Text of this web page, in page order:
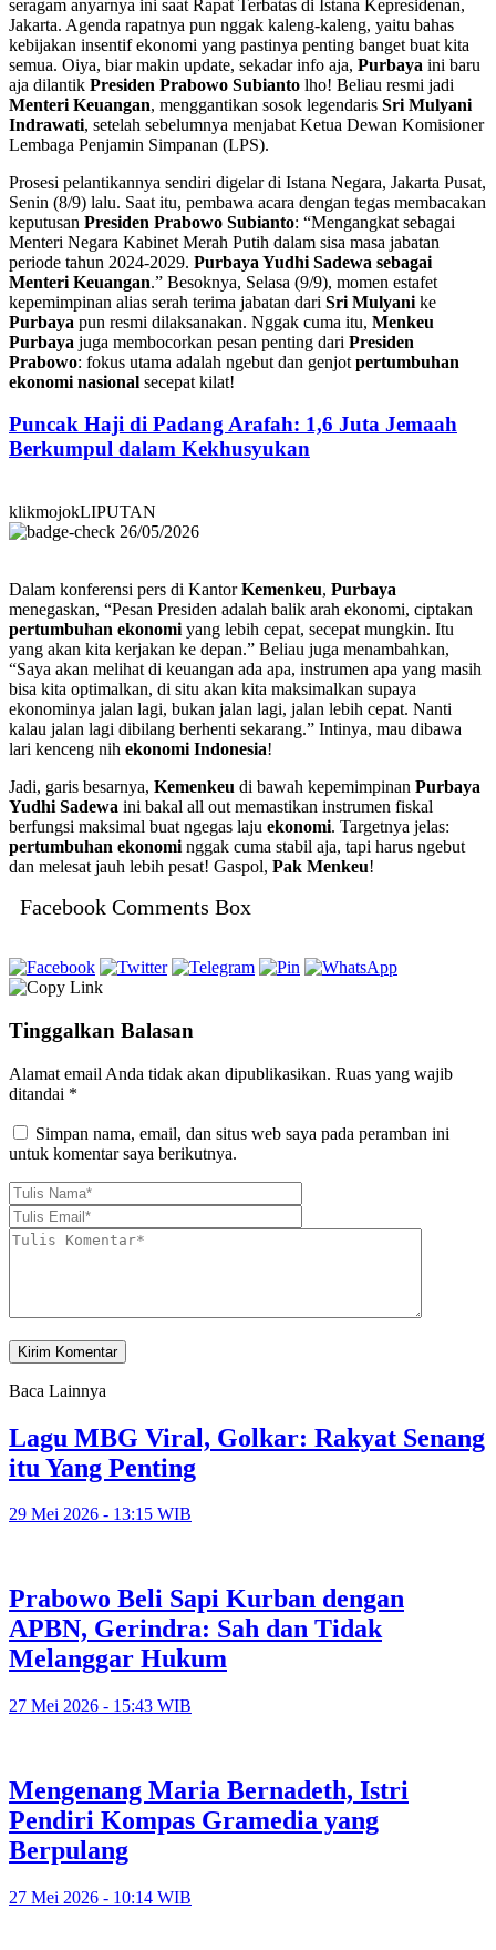
seragam anyarnya ini saat Rapat Terbatas di Istana Kepresidenan,
Jakarta. Agenda rapatnya pun nggak kaleng-kaleng, yaitu bahas
kebijakan insentif ekonomi yang pastinya penting banget buat kita
semua. Oiya, biar makin update, sekadar info aja, Purbaya ini baru
aja dilantik Presiden Prabowo Subianto lho! Beliau resmi jadi
Menteri Keuangan, menggantikan sosok legendaris Sri Mulyani
Indrawati, setelah sebelumnya menjabat Ketua Dewan Komisioner
Lembaga Penjamin Simpanan (LPS).
Prosesi pelantikannya sendiri digelar di Istana Negara, Jakarta Pusat,
Senin (8/9) lalu. Saat itu, pembawa acara dengan tegas membacakan
keputusan Presiden Prabowo Subianto: “Mengangkat sebagai
Menteri Negara Kabinet Merah Putih dalam sisa masa jabatan
periode tahun 2024-2029. Purbaya Yudhi Sadewa sebagai
Menteri Keuangan.” Besoknya, Selasa (9/9), momen estafet
kepemimpinan alias serah terima jabatan dari Sri Mulyani ke
Purbaya pun resmi dilaksanakan. Nggak cuma itu, Menkeu
Purbaya juga membocorkan pesan penting dari Presiden
Prabowo: fokus utama adalah ngebut dan genjot pertumbuhan
ekonomi nasional secepat kilat!
Puncak Haji di Padang Arafah: 1,6 Juta Jemaah
Berkumpul dalam Kekhusyukan
klikmojokLIPUTAN
26/05/2026
Dalam konferensi pers di KantorKemenkeu, Purbaya
menegaskan, “Pesan Presiden adalah balik arah ekonomi, ciptakan
pertumbuhan ekonomi yang lebih cepat, secepat mungkin. Itu
yang akan kita kerjakan ke depan.” Beliau juga menambahkan,
“Saya akan melihat di keuangan ada apa, instrumen apa yang masih
bisa kita optimalkan, di situ akan kita maksimalkan supaya
ekonominya jalan lagi, bukan jalan lagi, jalan lebih cepat. Nanti
kalau jalan lagi dibilang berhenti sekarang.” Intinya, mau dibawa
lari kenceng nih ekonomi Indonesia!
Jadi, garis besarnya, Kemenkeu di bawah kepemimpinan Purbaya
Yudhi Sadewa ini bakal all out memastikan instrumen fiskal
berfungsi maksimal buat ngegas laju ekonomi. Targetnya jelas:
pertumbuhan ekonomi nggak cuma stabil aja, tapi harus ngebut
dan melesat jauh lebih pesat! Gaspol, Pak Menkeu!
Facebook Comments Box
Tinggalkan Balasan
Alamat email Anda tidak akan dipublikasikan. Ruas yang wajib
ditandai *
Simpan nama, email, dan situs web saya pada peramban ini
untuk komentar saya berikutnya.
Baca Lainnya
Lagu MBG Viral, Golkar: Rakyat Senang
itu Yang Penting
29 Mei 2026 - 13:15 WIB
Prabowo Beli Sapi Kurban dengan
APBN, Gerindra: Sah dan Tidak
Melanggar Hukum
27 Mei 2026 - 15:43 WIB
Mengenang Maria Bernadeth, Istri
Pendiri Kompas Gramedia yang
Berpulang
27 Mei 2026 - 10:14 WIB